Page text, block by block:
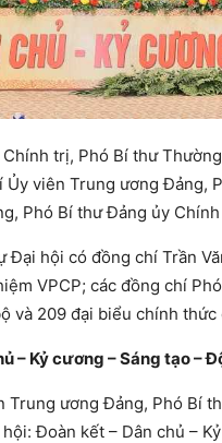
trị, Phó Bí thư
viên Trung ương Đảng,
Phó Bí thư Đảng ủy
Đại hội có đồng chí Trần
VPCP; các đồng chí
và 209 đại biểu chính
– Kỷ cương – Sáng tạo –
Trung ương Đảng, Phó Bí
Đoàn kết – Dân chủ –